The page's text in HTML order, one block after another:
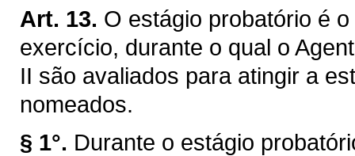
Art. 13. O estágio probatório é
exercício, durante o qual o
II são avaliados para atingir a
nomeados.
§ 1°. Durante o estágio